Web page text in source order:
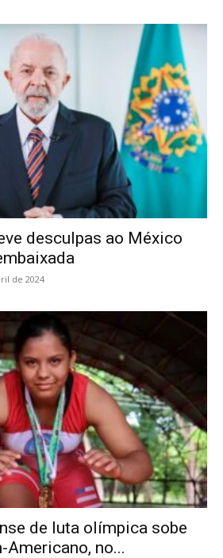
desculpas ao México
de 2024
de luta olímpica sobe
Americano, no...